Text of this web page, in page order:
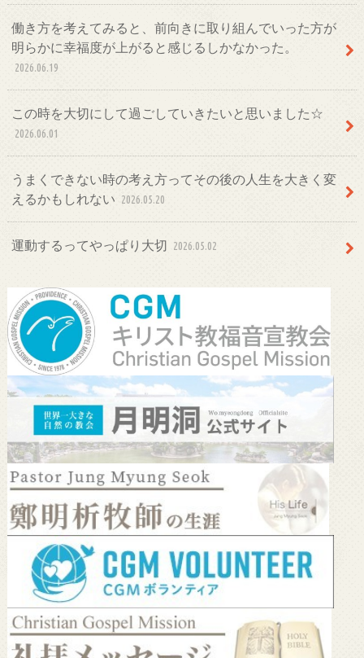
働き方を考えてみると、前向きに取り組んでいった方が
明らかに幸福度が上がると感じるしかなかった。
2026.06.19
この時を大切にして過ごしていきたいと思いました☆
2026.06.01
うまくできない時の考え方ってその後の人生を大きく変
えるかもしれない 2026.05.20
運動するってやっぱり大切 2026.05.02